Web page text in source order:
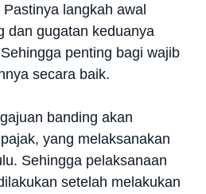
langkah awal
dan gugatan keduanya
penting bagi wajib
secara baik.
banding akan
yang melaksanakan
Sehingga pelaksanaan
setelah melakukan